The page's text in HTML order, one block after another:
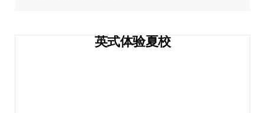
英式体验夏校